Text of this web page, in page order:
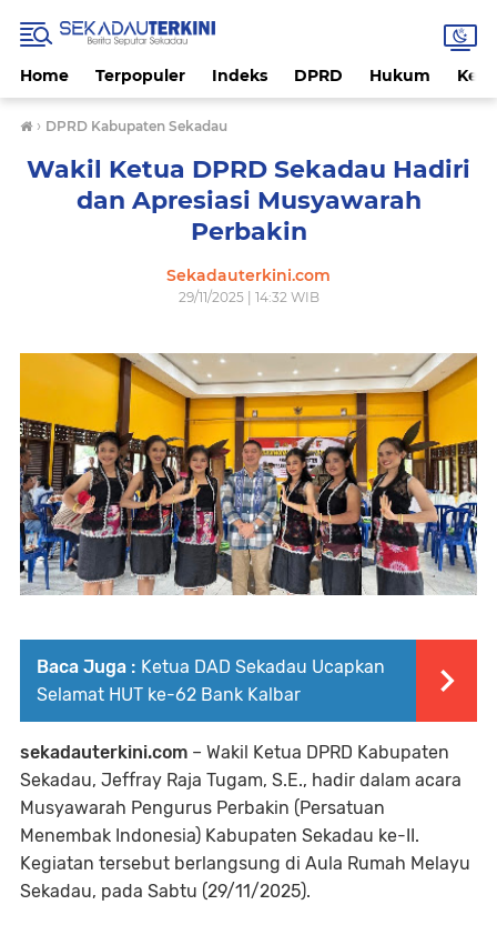
Home Terpopuler Indeks DPRD Hukum
› DPRD Kabupaten Sekadau
Wakil Ketua DPRD Sekadau Hadiri
dan Apresiasi Musyawarah
Perbakin
Sekadauterkini.com
29/11/2025 | 14:32 WIB
Baca Juga : Ketua DAD Sekadau Ucapkan
Selamat HUT ke-62 Bank Kalbar
sekadauterkini.com – Wakil Ketua DPRD Kabupaten
Sekadau, Jeffray Raja Tugam, S.E., hadir dalam acara
Musyawarah Pengurus Perbakin (Persatuan
Menembak Indonesia) Kabupaten Sekadau ke-II.
Kegiatan tersebut berlangsung di Aula Rumah Melayu
Sekadau, pada Sabtu (29/11/2025).